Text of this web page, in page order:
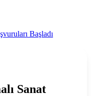
Başladı
Sanat